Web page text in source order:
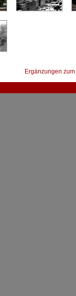
Ergänzungen